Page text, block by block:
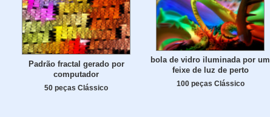
Padrão fractal gerado por
computador
50 peças Clássico
bola de vidro iluminada por um
feixe de luz de perto
100 peças Clássico